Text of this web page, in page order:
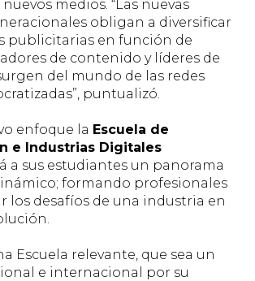
medios. “Las nuevas
obligan a diversificar
publicitarias en función de
de contenido y líderes de
del mundo de las redes
, puntualizó.
enfoque la Escuela de
e Industrias Digitales
a sus estudiantes un panorama
formando profesionales
los desafíos de una industria en
Escuela relevante, que sea un
e internacional por su